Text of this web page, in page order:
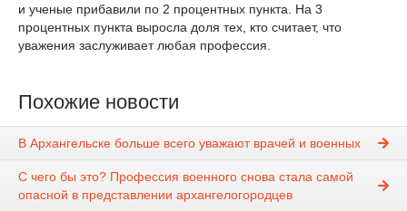
и ученые прибавили по 2 процентных пункта. На 3
процентных пункта выросла доля тех, кто считает, что
уважения заслуживает любая профессия.
Похожие новости
В Архангельске больше всего уважают врачей и военных
С чего бы это? Профессия военного снова стала самой
опасной в представлении архангелогородцев